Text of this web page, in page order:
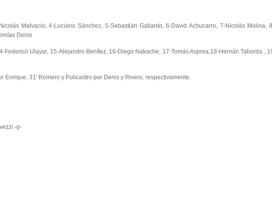
Malvacio, 4-Luciano Sánchez, 5-Sebastián Gallardo, 6-David Achucarro, 7-Nicolás Molina,
Denis
Federico Ulayar, 15-Alejandro Benítez, 16-Diego Nakache, 17-Tomás Asprea,18-Hernán Taborda ,
Enrique, 31' Romero y Pulicastro por Denis y Rivero, respectivamente.
-p-